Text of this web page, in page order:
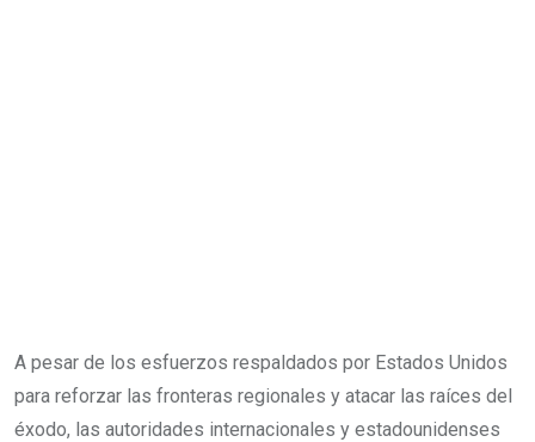
A pesar de los esfuerzos respaldados por Estados Unidos
para reforzar las fronteras regionales y atacar las raíces del
éxodo, las autoridades internacionales y estadounidenses